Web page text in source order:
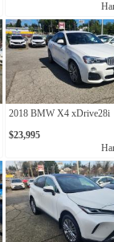
2018 BMW X4 xDrive28i
$23,995